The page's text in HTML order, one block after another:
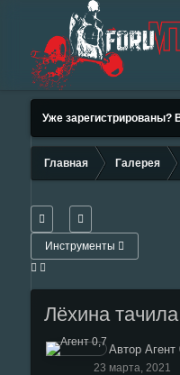
Уже зарегистрированы?
Главная Галерея
Инструменты
Лёхина тачила
Автор Агент
23 марта, 2021